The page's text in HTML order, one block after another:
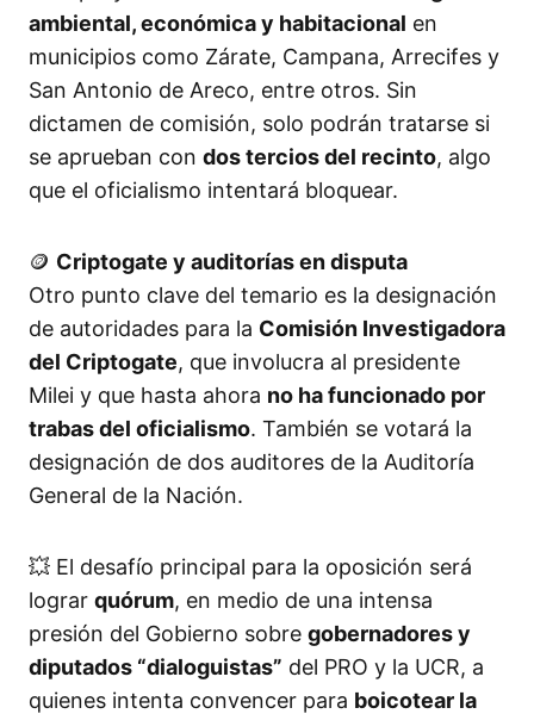
ambiental, económica y habitacional en
municipios como Zárate, Campana, Arrecifes y
San Antonio de Areco, entre otros. Sin
dictamen de comisión, solo podrán tratarse si
se aprueban con dos tercios del recinto, algo
que el oficialismo intentará bloquear.
🪙 Criptogate y auditorías en disputa
Otro punto clave del temario es la designación
de autoridades para la Comisión Investigadora
del Criptogate, que involucra al presidente
Milei y que hasta ahora no ha funcionado por
trabas del oficialismo. También se votará la
designación de dos auditores de la Auditoría
General de la Nación.
💥 El desafío principal para la oposición será
lograr quórum, en medio de una intensa
presión del Gobierno sobre gobernadores y
diputados “dialoguistas” del PRO y la UCR, a
quienes intenta convencer para boicotear la